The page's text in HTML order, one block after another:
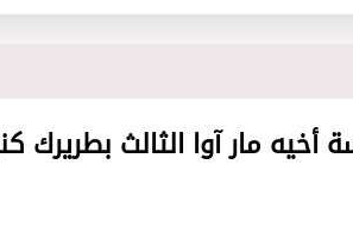
أخيه مار آوا الثالث